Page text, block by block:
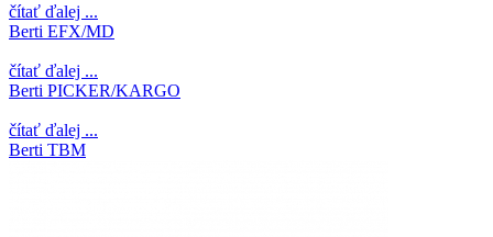
čítať ďalej ...
Berti EFX/MD
čítať ďalej ...
Berti PICKER/KARGO
čítať ďalej ...
Berti TBM